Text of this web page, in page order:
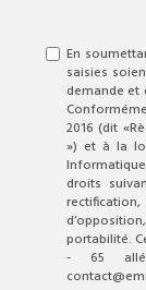
En
saisies
demande et
2016 (dit
») et à la
droits
portabilité.
- 65